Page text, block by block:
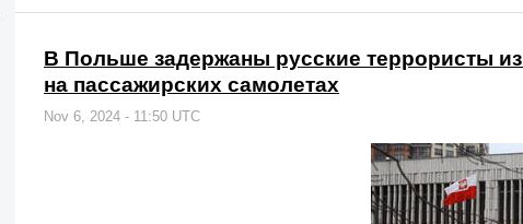
В Польше задержаны русские террористы
на пассажирских самолетах
Nov 6, 2024 - 11:50 UTC